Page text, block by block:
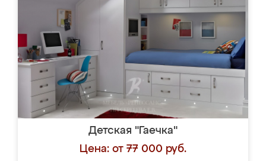
Детская "Гаечка"
Цена: от 77 000 руб.